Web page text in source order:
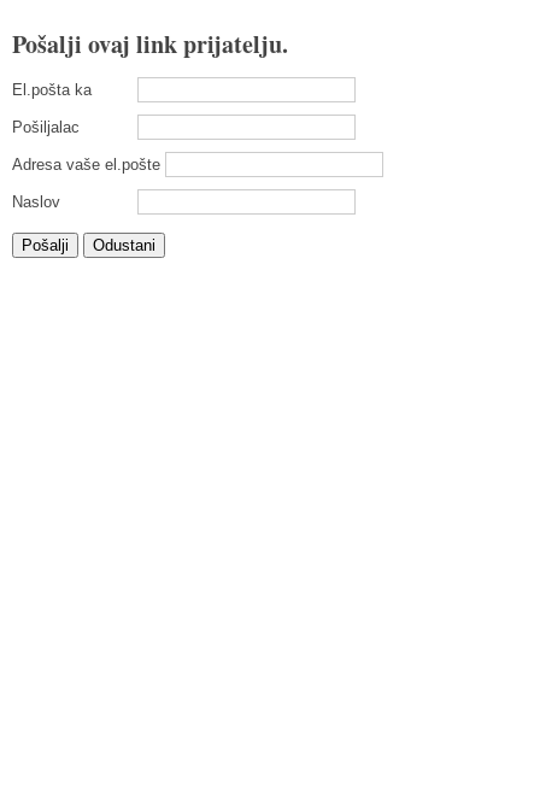
Pošalji ovaj link prijatelju.
El.pošta ka
Pošiljalac
Adresa vaše el.pošte
Naslov
Pošalji Odustani